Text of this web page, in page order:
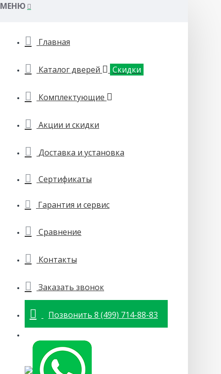
МЕНЮ
Главная
Каталог дверей Скидки
Комплектующие
Акции и скидки
Доставка и установка
Сертификаты
Гарантия и сервис
Сравнение
Контакты
Заказать звонок
Позвонить 8 (499) 714-88-83